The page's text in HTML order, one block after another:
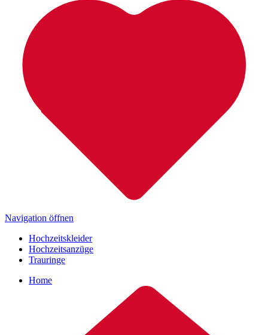
Navigation öffnen
Hochzeitskleider
Hochzeitsanzüge
Trauringe
Home